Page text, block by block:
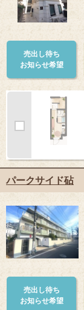
売出し待ち
お知らせ希望
パークサイド砧
売出し待ち
お知らせ希望